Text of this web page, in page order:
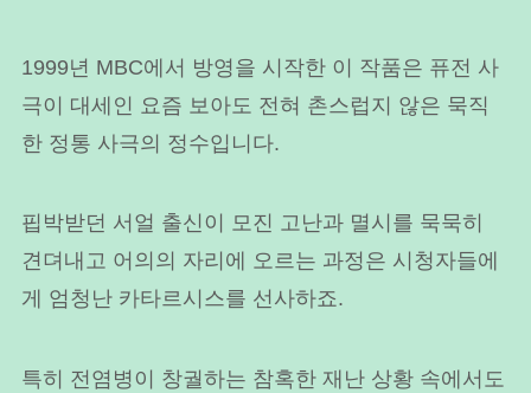
1999년 MBC에서 방영을 시작한 이 작품은 퓨전 사
극이 대세인 요즘 보아도 전혀 촌스럽지 않은 묵직
한 정통 사극의 정수입니다.
핍박받던 서얼 출신이 모진 고난과 멸시를 묵묵히
견뎌내고 어의의 자리에 오르는 과정은 시청자들에
게 엄청난 카타르시스를 선사하죠.
특히 전염병이 창궐하는 참혹한 재난 상황 속에서도